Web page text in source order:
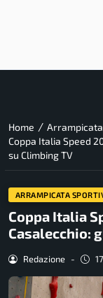
Home /
Coppa Italia Speed
su Climbing TV
ARRAMPICATA
Coppa Italia
Casalecchio:
Redazione -